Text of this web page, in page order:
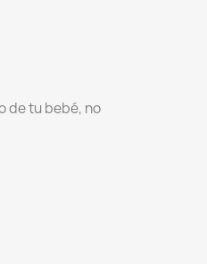
de tu bebé, no